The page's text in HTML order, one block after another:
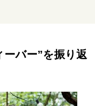
ーバー”を振り返